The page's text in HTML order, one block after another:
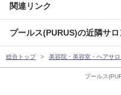
プールス
関連リンク
プールス(PURUS)の近隣サロ
総合トップ 美容院・美容室・ヘアサ